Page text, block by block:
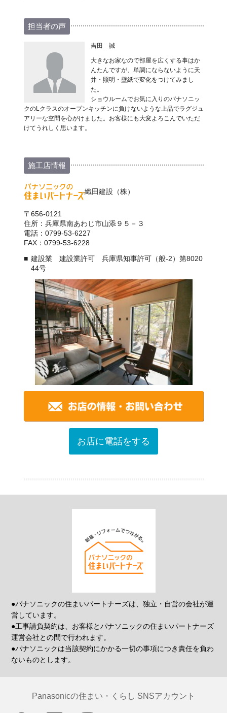
担当者の声
吉田 誠
大きなお家なので部屋を広くする事はか
んたんですが、単調にならないように天
井・照明・壁紙で変化をつけてみまし
た。
ショウルームでお気に入りのパナソニッ
クのLクラスのオープンキッチンに負けないような上品でラグジュ
アリーな空間を心がけました。お客様にも大変よろこんでいただ
けてうれしく思います。
施工店情報
織田建設（株）
〒656-0121
住所：兵庫県南あわじ市山添９５－３
電話：0799-53-6227
FAX：0799-53-6228
建設業 建設業許可 兵庫県知事許可（般-2）第8020
44号
お店に電話をする
●パナソニックの住まいパートナーズは、独立・自営の会社が運
営しています。
●工事請負契約は、お客様とパナソニックの住まいパートナーズ
運営会社との間で行われます。
●パナソニックは当該契約にかかる一切の事項につき責任を負わ
ないものとします。
Panasonicの住まい・くらし SNSアカウント